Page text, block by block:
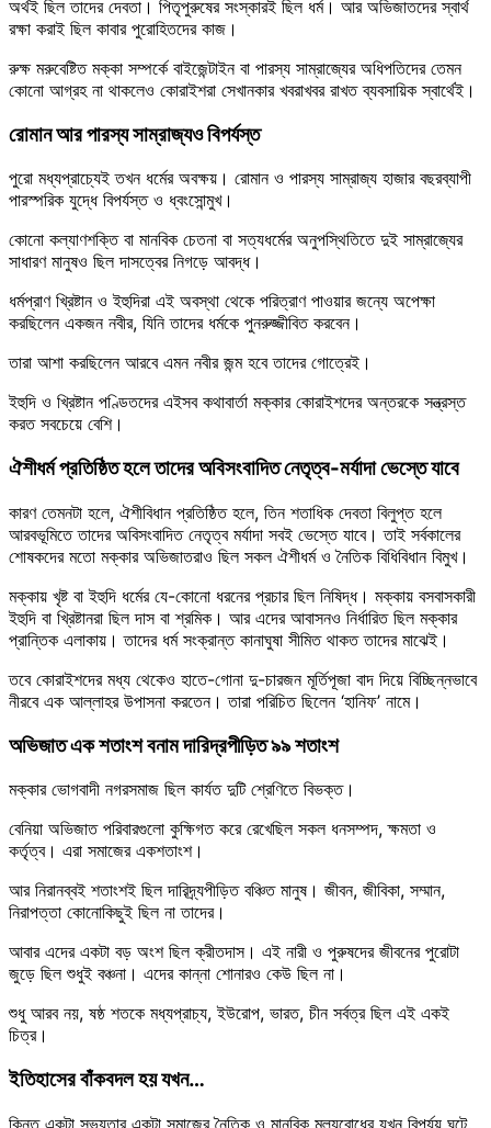
অর্থই ছিল তাদের দেবতা। পিতৃপুরুষের সংস্কারই ছিল ধর্ম। আর অভিজাতদের স্বার্থ
রক্ষা করাই ছিল কাবার পুরোহিতদের কাজ।
রুক্ষ মরুবেষ্টিত মক্কা সম্পর্কে বাইজেন্টাইন বা পারস্য সাম্রাজ্যের অধিপতিদের তেমন
কোনো আগ্রহ না থাকলেও কোরাইশরা সেখানকার খবরাখবর রাখত ব্যবসায়িক স্বার্থেই।
রোমান আর পারস্য সাম্রাজ্যও বিপর্যস্ত
পুরো মধ্যপ্রাচ্যেই তখন ধর্মের অবক্ষয়। রোমান ও পারস্য সাম্রাজ্য হাজার বছরব্যাপী
পারস্পরিক যুদ্ধে বিপর্যস্ত ও ধ্বংসোন্মুখ।
কোনো কল্যাণশক্তি বা মানবিক চেতনা বা সত্যধর্মের অনুপস্থিতিতে দুই সাম্রাজ্যের
সাধারণ মানুষও ছিল দাসত্বের নিগড়ে আবদ্ধ।
ধর্মপ্রাণ খ্রিষ্টান ও ইহুদিরা এই অবস্থা থেকে পরিত্রাণ পাওয়ার জন্যে অপেক্ষা
করছিলেন একজন নবীর, যিনি তাদের ধর্মকে পুনরুজ্জীবিত করবেন।
তারা আশা করছিলেন আরবে এমন নবীর জন্ম হবে তাদের গোত্রেই।
ইহুদি ও খ্রিষ্টান পণ্ডিতদের এইসব কথাবার্তা মক্কার কোরাইশদের অন্তরকে সন্ত্রস্ত
করত সবচেয়ে বেশি।
ঐশীধর্ম প্রতিষ্ঠিত হলে তাদের অবিসংবাদিত নেতৃত্ব-মর্যাদা ভেস্তে যাবে
কারণ তেমনটা হলে, ঐশীবিধান প্রতিষ্ঠিত হলে, তিন শতাধিক দেবতা বিলুপ্ত হলে
আরবভূমিতে তাদের অবিসংবাদিত নেতৃত্ব মর্যাদা সবই ভেস্তে যাবে। তাই সর্বকালের
শোষকদের মতো মক্কার অভিজাতরাও ছিল সকল ঐশীধর্ম ও নৈতিক বিধিবিধান বিমুখ।
মক্কায় খৃষ্ট বা ইহুদি ধর্মের যে-কোনো ধরনের প্রচার ছিল নিষিদ্ধ। মক্কায় বসবাসকারী
ইহুদি বা খ্রিষ্টানরা ছিল দাস বা শ্রমিক। আর এদের আবাসনও নির্ধারিত ছিল মক্কার
প্রান্তিক এলাকায়। তাদের ধর্ম সংক্রান্ত কানাঘুষা সীমিত থাকত তাদের মাঝেই।
তবে কোরাইশদের মধ্য থেকেও হাতে-গোনা দু-চারজন মূর্তিপূজা বাদ দিয়ে বিচ্ছিন্নভাবে
নীরবে এক আল্লাহর উপাসনা করতেন। তারা পরিচিত ছিলেন ‘হানিফ’ নামে।
অভিজাত এক শতাংশ বনাম দারিদ্রপীড়িত ৯৯ শতাংশ
মক্কার ভোগবাদী নগরসমাজ ছিল কার্যত দুটি শ্রেণিতে বিভক্ত।
বেনিয়া অভিজাত পরিবারগুলো কুক্ষিগত করে রেখেছিল সকল ধনসম্পদ, ক্ষমতা ও
কর্তৃত্ব। এরা সমাজের একশতাংশ।
আর নিরানব্বই শতাংশই ছিল দারিদ্র্যপীড়িত বঞ্চিত মানুষ। জীবন, জীবিকা, সম্মান,
নিরাপত্তা কোনোকিছুই ছিল না তাদের।
আবার এদের একটা বড় অংশ ছিল ক্রীতদাস। এই নারী ও পুরুষদের জীবনের পুরোটা
জুড়ে ছিল শুধুই বঞ্চনা। এদের কান্না শোনারও কেউ ছিল না।
শুধু আরব নয়, ষষ্ঠ শতকে মধ্যপ্রাচ্য, ইউরোপ, ভারত, চীন সর্বত্র ছিল এই একই
চিত্র।
ইতিহাসের বাঁকবদল হয় যখন…
কিন্তু একটা সভ্যতার একটা সমাজের নৈতিক ও মানবিক মূল্যবোধের যখন বিপর্যয় ঘটে,